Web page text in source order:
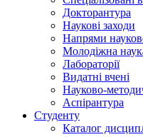
Докторантура
Наукові заходи
Напрями
Молодіжна
Лабораторії
Видатні вчені
Науково-
Аспірантура
Студенту
Каталог